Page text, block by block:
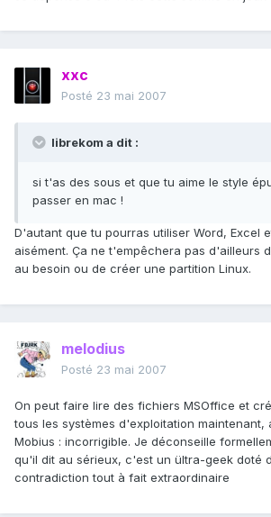
xxc
Posté 23 mai 2007
librekom a dit :
si t'as des sous et que tu aime le style
passer en mac !
D'autant que tu pourras utiliser Word, Excel
aisément. Ça ne t'empêchera pas d'ailleurs
au besoin ou de créer une partition Linux.
melodius
Posté 23 mai 2007
On peut faire lire des fichiers MSOffice et
tous les systèmes d'exploitation
Mobius : incorrigible. Je déconseille
qu'il dit au sérieux, c'est un ültra-geek doté
contradiction tout à fait extraordinaire